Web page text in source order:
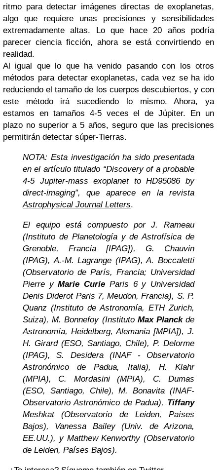
ritmo para detectar imágenes directas de exoplanetas,
algo que requiere unas precisiones y sensibilidades
extremadamente altas. Lo que hace 20 años podría
parecer ciencia ficción, ahora se está convirtiendo en
realidad.
Al igual que lo que ha venido pasando con los otros
métodos para detectar exoplanetas, cada vez se ha ido
reduciendo el tamaño de los cuerpos descubiertos, y con
este método irá sucediendo lo mismo. Ahora, ya
estamos en tamaños 4-5 veces el de Júpiter. En un
plazo no superior a 5 años, seguro que las precisiones
permitirán detectar súper-Tierras.
NOTA: Esta investigación ha sido presentada
en el artículo titulado “Discovery of a probable
4-5 Jupiter-mass exoplanet to HD95086 by
direct-imaging”, que aparece en la revista
Astrophysical Journal Letters.
El equipo está compuesto por J. Rameau
(Instituto de Planetología y de Astrofísica de
Grenoble, Francia [IPAG]), G. Chauvin
(IPAG), A.-M. Lagrange (IPAG), A. Boccaletti
(Observatorio de París, Francia; Universidad
Pierre yMarie Curie Paris 6 y Universidad
Denis Diderot Paris 7, Meudon, Francia), S. P.
Quanz (Instituto de Astronomía, ETH Zurich,
Suiza), M. Bonnefoy (Instituto Max Planckde
Astronomía, Heidelberg, Alemania [MPIA]), J.
H. Girard (ESO, Santiago, Chile), P. Delorme
(IPAG), S. Desidera (INAF - Observatorio
Astronómico de Padua, Italia), H. Klahr
(MPIA), C. Mordasini (MPIA), C. Dumas
(ESO, Santiago, Chile), M. Bonavita (INAF-
Observatorio Astronómico de Padua), Tiffany
Meshkat (Observatorio de Leiden, Países
Bajos), Vanessa Bailey (Univ. de Arizona,
EE.UU.), y Matthew Kenworthy (Observatorio
de Leiden, Países Bajos).